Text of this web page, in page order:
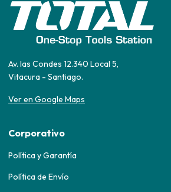
Av. las Condes 12.340 Local 5,
Vitacura - Santiago.
Ver en Google Maps
Corporativo
Política y Garantía
Política de Envío